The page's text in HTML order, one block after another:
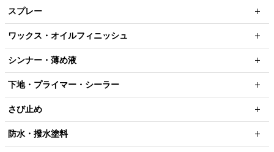
スプレー
ワックス・オイルフィニッシュ
シンナー・薄め液
下地・プライマー・シーラー
さび止め
防水・撥水塗料